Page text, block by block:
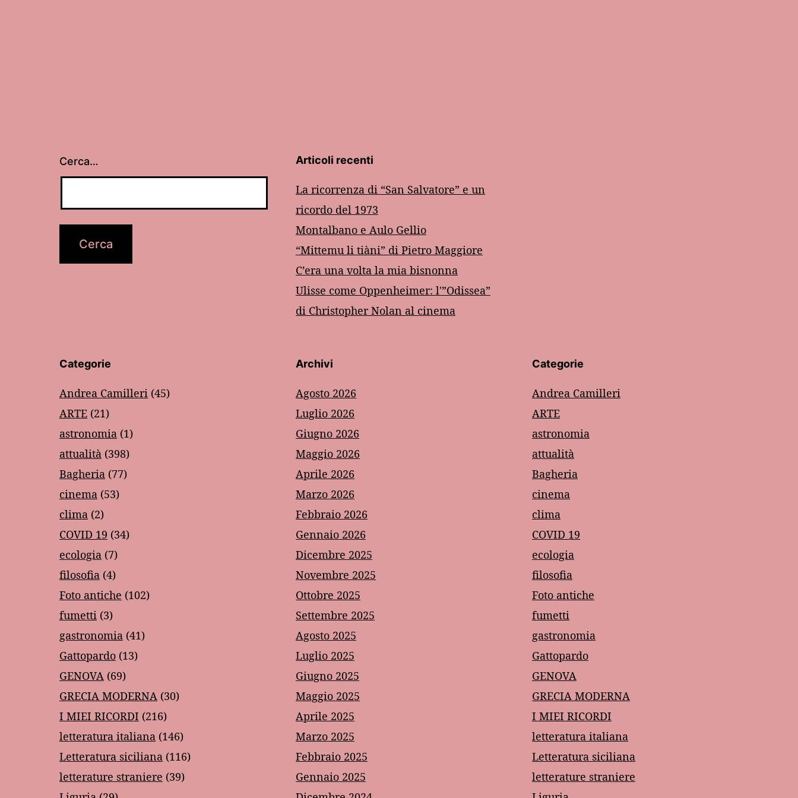
Cerca… Articoli recenti
La ricorrenza di “San Salvatore” e un
ricordo del 1973
Montalbano e Aulo Gellio
“Mittemu li tiàni” di Pietro Maggiore
C’era una volta la mia bisnonna
Ulisse come Oppenheimer: l'”Odissea”
di Christopher Nolan al cinema
Categorie
Andrea Camilleri (45)
ARTE (21)
astronomia (1)
attualità (398)
Bagheria (77)
cinema (53)
clima (2)
COVID 19 (34)
ecologia (7)
filosofia (4)
Foto antiche (102)
fumetti (3)
gastronomia (41)
Gattopardo (13)
GENOVA (69)
GRECIA MODERNA (30)
I MIEI RICORDI (216)
letteratura italiana (146)
Letteratura siciliana (116)
letterature straniere (39)
Archivi
Agosto 2026
Luglio 2026
Giugno 2026
Maggio 2026
Aprile 2026
Marzo 2026
Febbraio 2026
Gennaio 2026
Dicembre 2025
Novembre 2025
Ottobre 2025
Settembre 2025
Agosto 2025
Luglio 2025
Giugno 2025
Maggio 2025
Aprile 2025
Marzo 2025
Febbraio 2025
Gennaio 2025
Categorie
Andrea Camilleri
ARTE
astronomia
attualità
Bagheria
cinema
clima
COVID 19
ecologia
filosofia
Foto antiche
fumetti
gastronomia
Gattopardo
GENOVA
GRECIA MODERNA
I MIEI RICORDI
letteratura italiana
Letteratura siciliana
letterature straniere